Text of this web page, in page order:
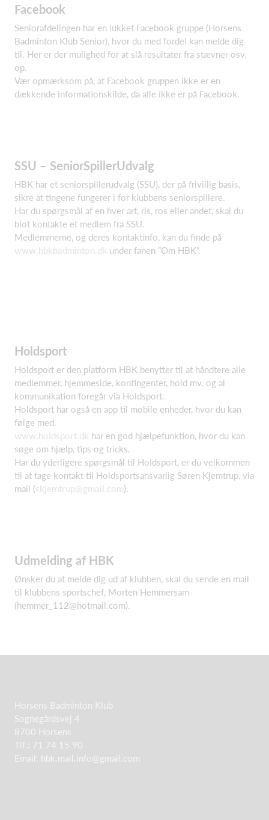
Facebook
Seniorafdelingen har en lukket Facebook gruppe (Horsens
Badminton Klub Senior), hvor du med fordel kan melde dig
til. Her er der mulighed for at slå resultater fra stævner osv.
op.
Vær opmærksom på, at Facebook gruppen ikke er en
dækkende informationskilde, da alle ikke er på Facebook.
SSU – SeniorSpillerUdvalg
HBK har et seniorspillerudvalg (SSU), der på frivillig basis,
sikre at tingene fungerer i for klubbens seniorspillere.
Har du spørgsmål af en hver art, ris, ros eller andet, skal du
blot kontakte et medlem fra SSU.
Medlemmerne, og deres kontaktinfo, kan du finde på
www.hbkbadminton.dk under fanen ”Om HBK”.
Holdsport
Holdsport er den platform HBK benytter til at håndtere alle
medlemmer, hjemmeside, kontingenter, hold mv. og al
kommunikation foregår via Holdsport.
Holdsport har også en app til mobile enheder, hvor du kan
følge med.
www.holdsport.dk har en god hjælpefunktion, hvor du kan
søge om hjælp, tips og tricks.
Har du yderligere spørgsmål til Holdsport, er du velkommen
til at tage kontakt til Holdsportsansvarlig Søren Kjemtrup, via
mail (skjemtrup@gmail.com).
Udmelding af HBK
Ønsker du at melde dig ud af klubben, skal du sende en mail
til klubbens sportschef, Morten Hemmersam
(hemmer_112@hotmail.com).
Horsens Badminton Klub
Sognegårdsvej 4
8700 Horsens
Tlf.: 71 74 15 90
Email: hbk.mail.info@gmail.com